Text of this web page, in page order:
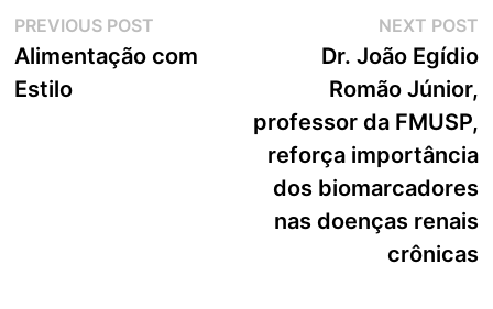
Navegação
de
PREVIOUS POSTPrevious
post:
Alimentação com
Estilo
NEXT POST
Dr. João Egídio
Romão Júnior,
professor da FMUSP,
reforça importância
dos biomarcadores
nas doenças renais
crônicas